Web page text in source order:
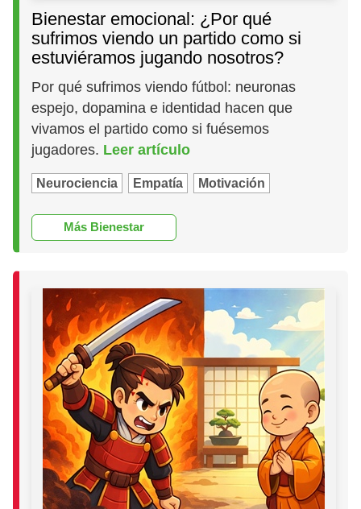
Bienestar emocional: ¿Por qué
sufrimos viendo un partido como si
estuviéramos jugando nosotros?
Por qué sufrimos viendo fútbol: neuronas
espejo, dopamina e identidad hacen que
vivamos el partido como si fuésemos
jugadores. Leer artículo
Neurociencia Empatía Motivación
Más Bienestar